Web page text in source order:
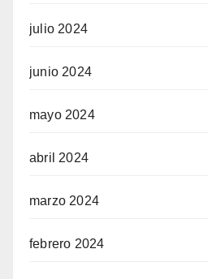
julio 2024
junio 2024
mayo 2024
abril 2024
marzo 2024
febrero 2024